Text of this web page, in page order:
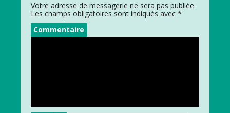
Votre adresse de messagerie ne sera pas publiée.
Les champs obligatoires sont indiqués avec *
Commentaire